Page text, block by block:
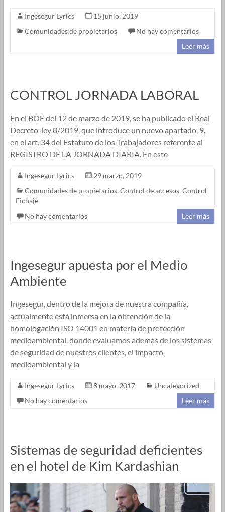
Ingesegur Lyrics
15 junio, 2019
Comunidades de propietarios
No hay comentarios
Leer más
CONTROL JORNADA LABORAL
En el BOE del 12 de marzo de 2019, se ha publicado el Real
Decreto-ley 8/2019, que introduce un nuevo apartado, 9,
en el art. 34 del Estatuto de los Trabajadores referente al
REGISTRO DE LA JORNADA DIARIA. En este
Ingesegur Lyrics
29 marzo, 2019
Comunidades de propietarios, Control de accesos, Control
Fichaje
No hay comentarios
Leer más
Ingesegur apuesta por el Medio
Ambiente
Ingesegur, dentro de la mejora de nuestra compañía,
actualmente está inmersa en la obtención de la
homologación ISO 14001 en materia de protección
medioambiental, donde evaluamos además de los sistemas
de seguridad de nuestros clientes, el impacto
medioambiental y la
Ingesegur Lyrics 8 mayo, 2017
Uncategorized
No hay comentarios
Leer más
Sistemas de seguridad deficientes
en el hotel de Kim Kardashian